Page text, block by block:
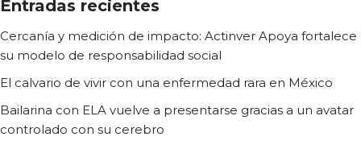
Entradas recientes
Cercanía y medición de impacto: Actinver Apoya fortalece
su modelo de responsabilidad social
El calvario de vivir con una enfermedad rara en México
Bailarina con ELA vuelve a presentarse gracias a un avatar
controlado con su cerebro